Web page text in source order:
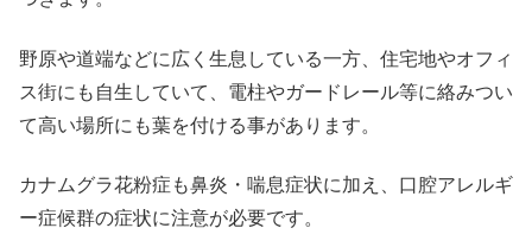
野原や道端などに広く生息している一方、住宅地やオフィ
ス街にも自生していて、電柱やガードレール等に絡みつい
て高い場所にも葉を付ける事があります。
カナムグラ花粉症も鼻炎・喘息症状に加え、口腔アレルギ
ー症候群の症状に注意が必要です。